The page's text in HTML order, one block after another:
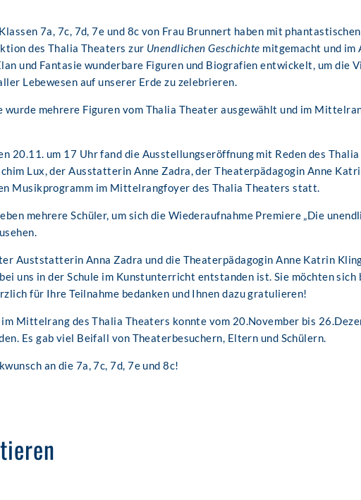
7a, 7c, 7d, 7e und 8c von Frau Brunnert haben mit
des Thalia Theaters zur Unendlichen Geschichte mitgemacht und im
und Fantasie wunderbare Figuren und Biografien entwickelt, um die
Lebewesen auf unserer Erde zu zelebrieren.
wurde mehrere Figuren vom Thalia Theater ausgewählt und im
20.11. um 17 Uhr fand die Ausstellungseröffnung mit Reden des
Lux, der Ausstatterin Anne Zadra, der Theaterpädagogin Anne
Musikprogramm im Mittelrangfoyer des Thalia Theaters statt.
mehrere Schüler, um sich die Wiederaufnahme Premiere „Die
Auststatterin Anna Zadra und die Theaterpädagogin Anne Katrin
uns in der Schule im Kunstunterricht entstanden ist. Sie möchten sich
für Ihre Teilnahme bedanken und Ihnen dazu gratulieren!
Mittelrang des Thalia Theaters konnte vom 20.November bis
Es gab viel Beifall von Theaterbesuchern, Eltern und Schülern.
an die 7a, 7c, 7d, 7e und 8c!